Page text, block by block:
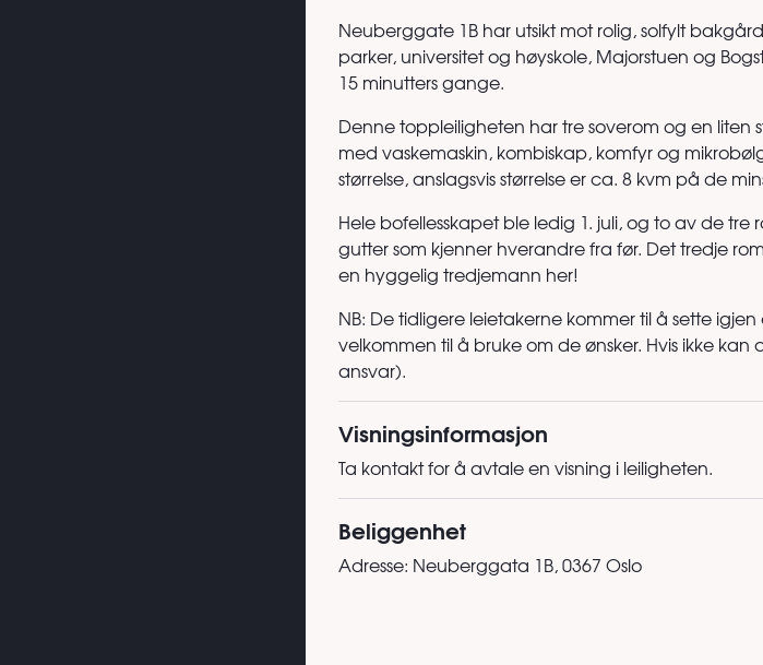
Neuberggate 1B har utsikt mot rolig, solfylt
parker, universitet og høyskole, Majorstuen og
15 minutters gange.
Denne toppleiligheten har tre soverom og en liten
med vaskemaskin, kombiskap, komfyr og
størrelse, anslagsvis størrelse er ca. 8 kvm på de
Hele bofellesskapet ble ledig 1. juli, og to av de
gutter som kjenner hverandre fra før. Det tredje
en hyggelig tredjemann her!
NB: De tidligere leietakerne kommer til å sette
velkommen til å bruke om de ønsker. Hvis ikke kan
ansvar).
Visningsinformasjon
Ta kontakt for å avtale en visning i leiligheten.
Beliggenhet
Adresse: Neuberggata 1B, 0367 Oslo